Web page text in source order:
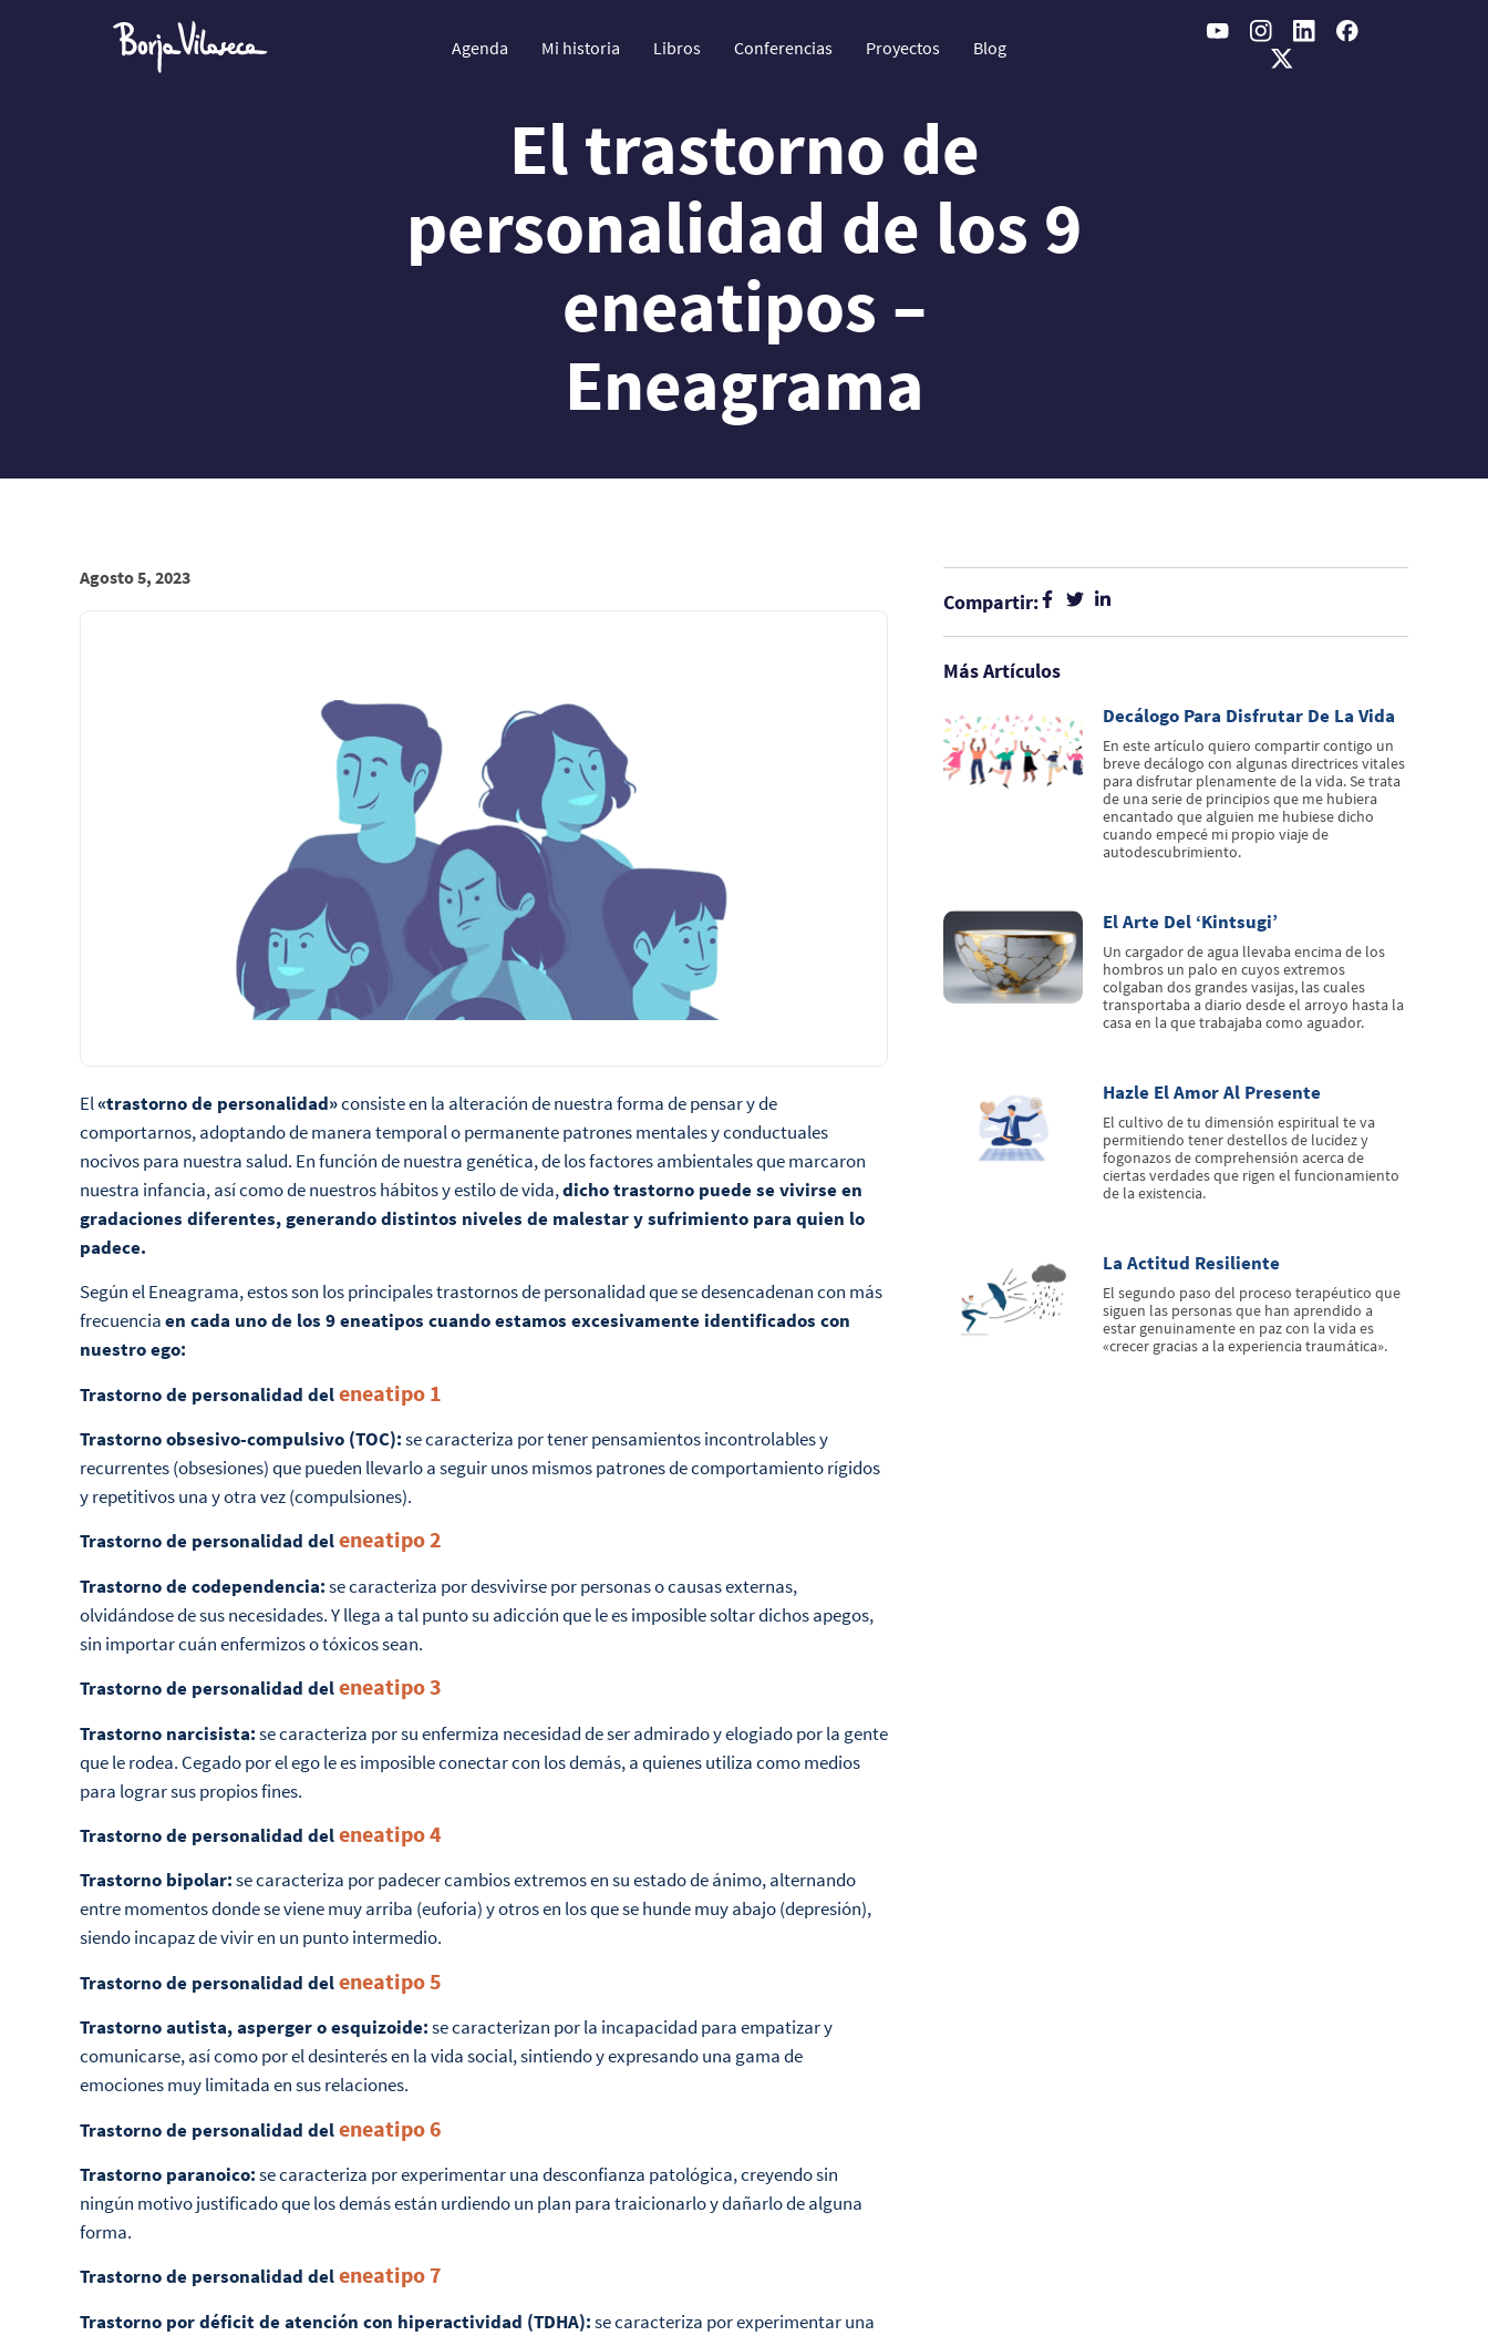
Agenda Mi historia Libros Conferencias Proyectos Blog
El trastorno de
personalidad de los 9
eneatipos –
Eneagrama
Agosto 5, 2023
El«trastorno de personalidad»consiste en la alteración de nuestra forma de pensar y de
comportarnos, adoptando de manera temporal o permanente patrones mentales y conductuales
nocivos para nuestra salud. En función de nuestra genética, de los factores ambientales que marcaron
nuestra infancia, así como de nuestros hábitos y estilo de vida,dicho trastorno puede se vivirse en
gradaciones diferentes, generando distintos niveles de malestar y sufrimiento para quien lo
padece.
Según el Eneagrama, estos son los principales trastornos de personalidad que se desencadenan con más
frecuenciaen cada uno de los 9 eneatipos cuando estamos excesivamente identificados con
nuestro ego:
Trastorno de personalidad deleneatipo 1
Trastorno obsesivo-compulsivo (TOC):se caracteriza por tener pensamientos incontrolables y
recurrentes (obsesiones) que pueden llevarlo a seguir unos mismos patrones de comportamiento rígidos
y repetitivos una y otra vez (compulsiones).
Trastorno de personalidad deleneatipo 2
Trastorno de codependencia:se caracteriza por desvivirse por personas o causas externas,
olvidándose de sus necesidades. Y llega a tal punto su adicción que le es imposible soltar dichos apegos,
sin importar cuán enfermizos o tóxicos sean.
Trastorno de personalidad deleneatipo 3
Trastorno narcisista:se caracteriza por su enfermiza necesidad de ser admirado y elogiado por la gente
que le rodea. Cegado por el ego le es imposible conectar con los demás, a quienes utiliza como medios
para lograr sus propios fines.
Trastorno de personalidad deleneatipo 4
Trastorno bipolar:se caracteriza por padecer cambios extremos en su estado de ánimo, alternando
entre momentos donde se viene muy arriba (euforia) y otros en los que se hunde muy abajo (depresión),
siendo incapaz de vivir en un punto intermedio.
Trastorno de personalidad deleneatipo 5
Trastorno autista, asperger o esquizoide:se caracterizan por la incapacidad para empatizar y
comunicarse, así como por el desinterés en la vida social, sintiendo y expresando una gama de
emociones muy limitada en sus relaciones.
Trastorno de personalidad deleneatipo 6
Trastorno paranoico:se caracteriza por experimentar una desconfianza patológica, creyendo sin
ningún motivo justificado que los demás están urdiendo un plan para traicionarlo y dañarlo de alguna
forma.
Trastorno de personalidad deleneatipo 7
Trastorno por déficit de atención con hiperactividad (TDHA):se caracteriza por experimentar una
Compartir:
Más Artículos
Decálogo Para Disfrutar De La Vida
En este artículo quiero compartir contigo un
breve decálogo con algunas directrices vitales
para disfrutar plenamente de la vida. Se trata
de una serie de principios que me hubiera
encantado que alguien me hubiese dicho
cuando empecé mi propio viaje de
autodescubrimiento.
El Arte Del ‘kintsugi’
Un cargador de agua llevaba encima de los
hombros un palo en cuyos extremos
colgaban dos grandes vasijas, las cuales
transportaba a diario desde el arroyo hasta la
casa en la que trabajaba como aguador.
Hazle El Amor Al Presente
El cultivo de tu dimensión espiritual te va
permitiendo tener destellos de lucidez y
fogonazos de comprehensión acerca de
ciertas verdades que rigen el funcionamiento
de la existencia.
La Actitud Resiliente
El segundo paso del proceso terapéutico que
siguen las personas que han aprendido a
estar genuinamente en paz con la vida es
«crecer gracias a la experiencia traumática».